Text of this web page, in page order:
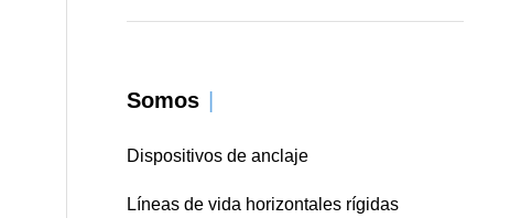
Somos
Dispositivos de anclaje
Líneas de vida horizontales rígidas